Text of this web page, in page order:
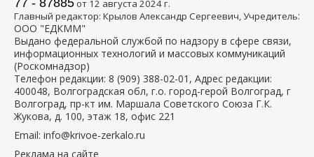
от 12 августа 2024 г.
Главный редактор: Крылов Александр Сергеевич, Учредитель:
ООО "ЕДКММ"
Выдано федеральной службой по надзору в сфере связи,
информационных технологий и массовых коммуникаций
(Роскомнадзор)
Телефон редакции: 8 (909) 388-02-01 , Адрес редакции:
400048, Волгоградская обл, г.о. город-герой Волгоград, г
Волгоград, пр-кт им. Маршала Советского Союза Г.К.
Жукова, д. 100, этаж 18, офис 221
Email: info@krivoe-zerkalo.ru
Реклама на сайте